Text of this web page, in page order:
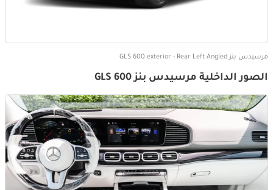
مرسيدس بنز GLS 600 exterior - Rear Left Angled
الصور الداخلية مرسيدس بنز GLS 600